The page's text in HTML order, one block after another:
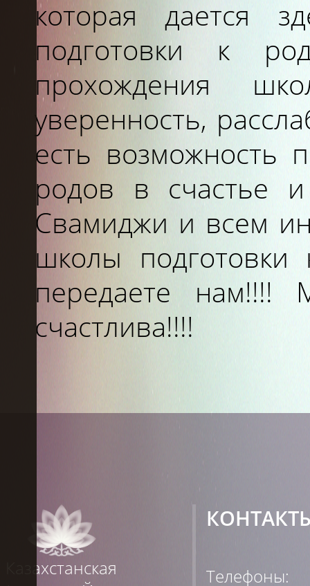
которая дается
подготовки к
прохождения
уверенность,
есть возможность
родов в счастье
Свамиджи и всем
школы
передаете
счастлива!!!!
Казахстанская
Телефоны: